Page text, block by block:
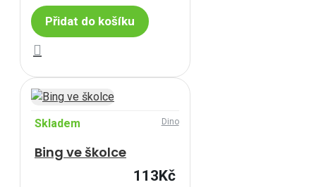
Přidat do košíku
Skladem Dino
Bing ve školce
113Kč